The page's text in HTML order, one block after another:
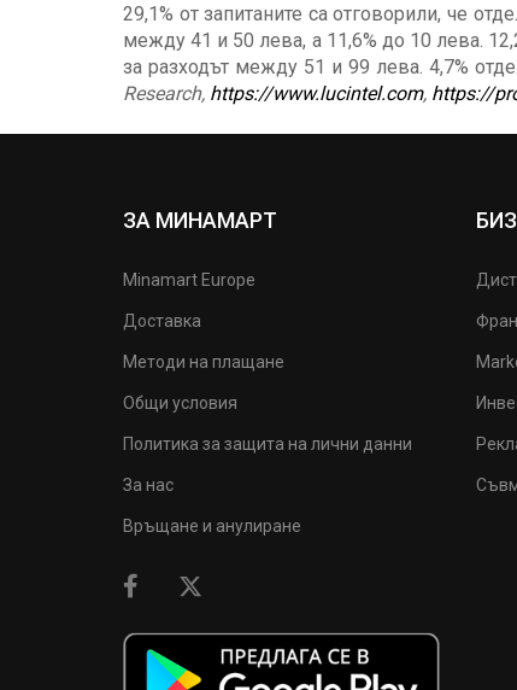
29,1% от запитаните са отговорили, че
между 41 и 50 лева, а 11,6% до 10 лева.
за разходът между 51 и 99 лева. 4,7%
Research, https://www.lucintel.com, https://
ЗА МИНАМАРТ
Minamart Europe
Доставка
Методи на плащане
Общи условия
Политика за защита на лични данни
За нас
Връщане и анулиране